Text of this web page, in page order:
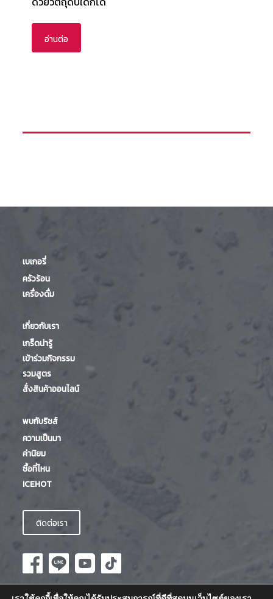
อ่านต่อ
เบเกอรี่
ครัวร้อน
เครื่องดื่ม
เกี่ยวกับเรา
เกร็ดน่ารู้
เข้าร่วมกิจกรรม
รวมสูตร
สั่งสินค้าออนไลน์
พบกับริชส์
ความเป็นมา
ค่านิยม
ซื้อที่ไหน
ICEHOT
ติดต่อเรา